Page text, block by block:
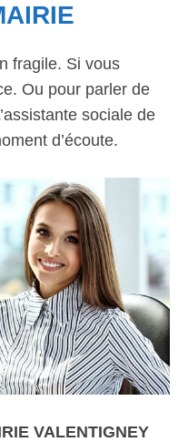
fragile. Si vous
Ou pour parler de
sociale de
d’écoute.
VALENTIGNEY